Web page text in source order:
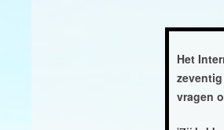
Het
vragen